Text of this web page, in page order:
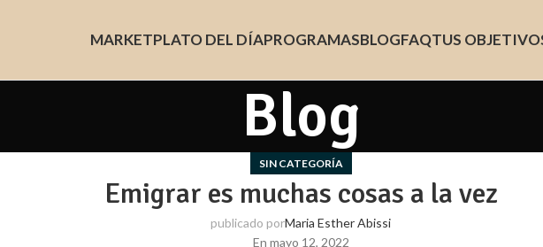
MARKETPLATO DEL DÍAPROGRAMASBLOGFAQTUS
Blog
SIN CATEGORÍA
Emigrar es muchas cosas a la vez
publicado porMaria Esther Abissi
En mayo 12, 2022